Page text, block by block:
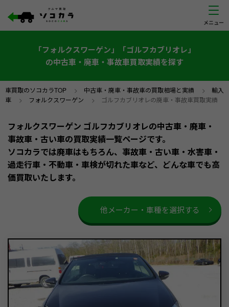
「フォルクスワーゲン」「ゴルフカブリオレ」
の中古車・廃車・事故車買取実績を探す
車買取のソコカラTOP > 中古車・廃車・事故車の買取相場と実績 > 輸入
車 > フォルクスワーゲン > ゴルフカブリオレの廃車・事故車買取実績
フォルクスワーゲン ゴルフカブリオレの中古車・廃車・
事故車・古い車の買取実績一覧ページです。
ソコカラでは廃車はもちろん、事故車・古い車・水害車・
過走行車・不動車・車検が切れた車など、どんな車でも高
価買取いたします。
他メーカー・車種を選択する